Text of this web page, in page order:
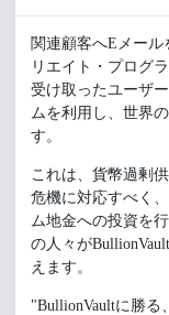
関連顧客へEメール
リエイト・プログ
受け取ったユーザ
ムを利用し、世界
す。
これは、貨幣過剰
危機に対応すべく
ム地金への投資を
の人々が
えます。
"BullionVaultに勝る